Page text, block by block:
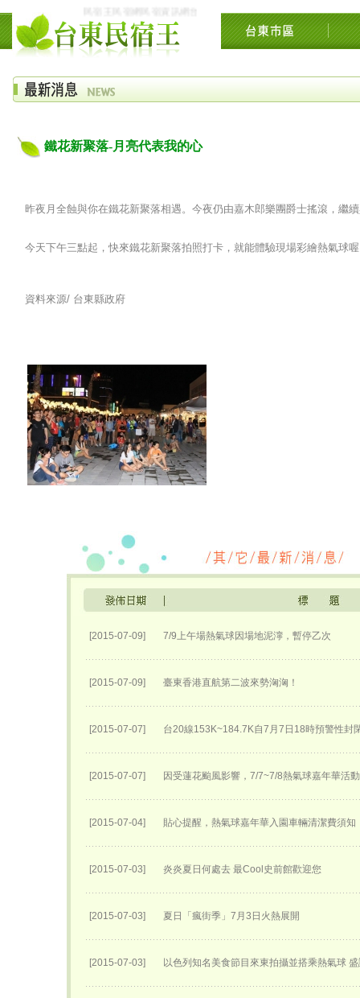
民宿王民宿網民宿資訊網台東花東花蓮綠島民宿住宿旅遊景點交
鐵花新聚落-月亮代表我的心
昨夜月全蝕與你在鐵花新聚落相遇。今夜仍由嘉木郎樂團爵士搖滾，繼
今天下午三點起，快來鐵花新聚落拍照打卡，就能體驗現場彩繪熱氣球
資料來源/ 台東縣政府
[2015-07-09] 7/9上午場熱氣球因場地泥濘，暫停乙次
[2015-07-09] 臺東香港直航第二波來勢洶洶！
[2015-07-07] 台20線153K~184.7K自7月7日18時預警性封
[2015-07-07] 因受蓮花颱風影響，7/7~7/8熱氣球嘉年華活
[2015-07-04] 貼心提醒，熱氣球嘉年華入園車輛清潔費須知
[2015-07-03] 炎炎夏日何處去 最Cool史前館歡迎您
[2015-07-03] 夏日「瘋街季」7月3日火熱展開
[2015-07-03] 以色列知名美食節目來東拍攝並搭乘熱氣球